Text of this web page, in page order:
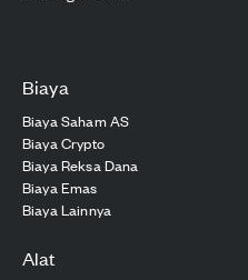
Biaya
Biaya Saham AS
Biaya Crypto
Biaya Reksa Dana
Biaya Emas
Biaya Lainnya
Alat